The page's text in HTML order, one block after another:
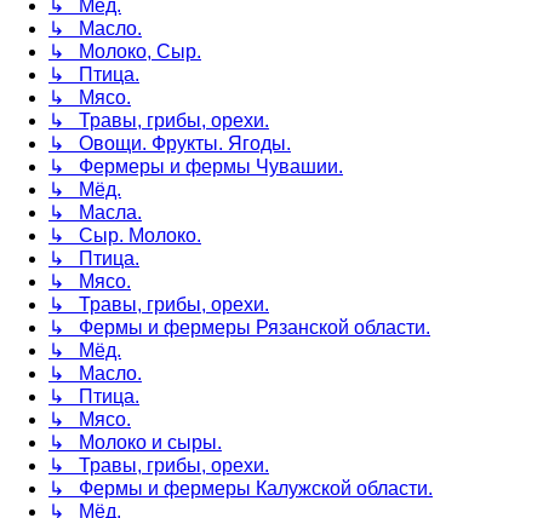
↳ Мёд.
↳ Масло.
↳ Молоко, Сыр.
↳ Птица.
↳ Мясо.
↳ Травы, грибы, орехи.
↳ Овощи. Фрукты. Ягоды.
↳ Фермеры и фермы Чувашии.
↳ Мёд.
↳ Масла.
↳ Сыр. Молоко.
↳ Птица.
↳ Мясо.
↳ Травы, грибы, орехи.
↳ Фермы и фермеры Рязанской области.
↳ Мёд.
↳ Масло.
↳ Птица.
↳ Мясо.
↳ Молоко и сыры.
↳ Травы, грибы, орехи.
↳ Фермы и фермеры Калужской области.
↳ Мёд.